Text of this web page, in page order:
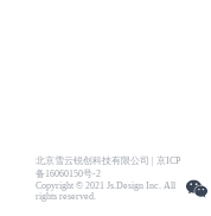
北京雪云锐创科技有限公司 | 京ICP
备16060150号-2
Copyright © 2021 Js.Design Inc. All
rights reserved.